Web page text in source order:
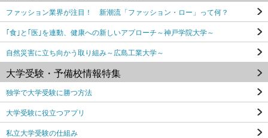
ファッション業界が注目！ 新潮流「ファッション・ロー」って何？
｢食｣と｢医｣を連動、健康への新しいアプローチ～神戸学院大学～
自然災害に立ち向かう取り組み～広島工業大学～
大学受験・予備校情報特集
独学で大学受験に勝つ方法
大学受験に役立つアプリ
私立大学受験の仕組み